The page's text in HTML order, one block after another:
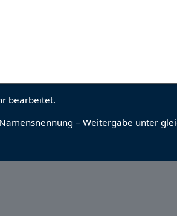
bearbeitet.
– Weitergabe unter